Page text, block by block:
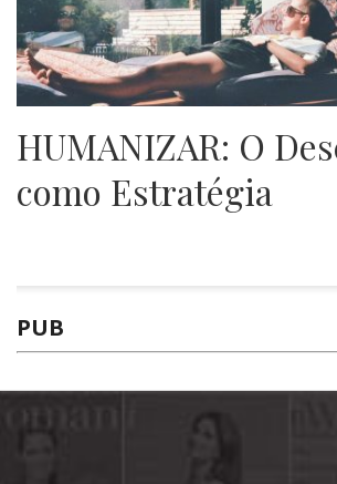
HUMANIZAR: O
como Estratégia
PUB